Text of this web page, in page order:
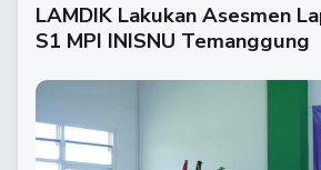
LAMDIK Lakukan Asesmen
S1 MPI INISNU Temanggung